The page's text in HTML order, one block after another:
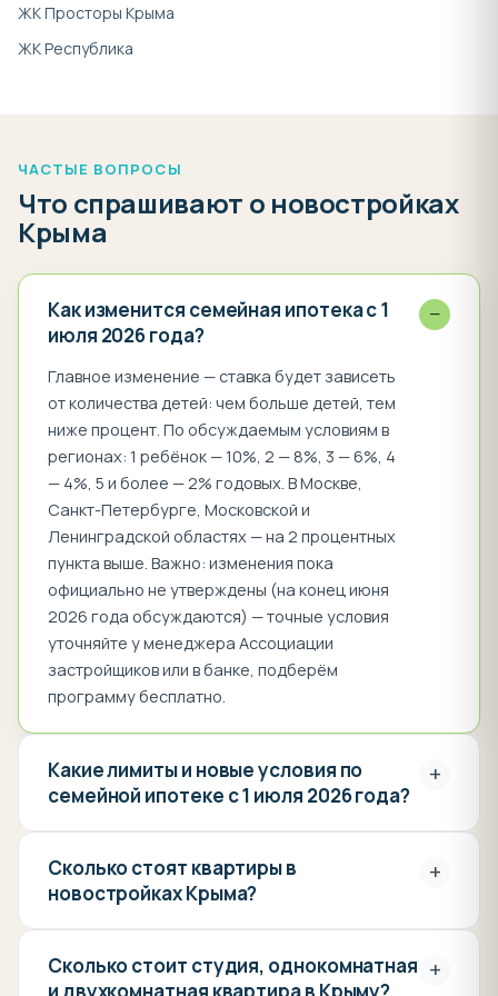
Почему недвижимость в Крыму набирает
сети: благодаря Крымскому мосту, трассе
«Таврида» и реконструированному
аэропорту Симферополя добраться на
полуостров стало проще.
· Рост туристического потока: ежегодно
туристов, что делает покупку апартаментов
у моря отличной инвестицией.
· Развитие курортной
инфраструктуры: строятся новые отели,
СПА-центры, яхт-клубы, винодельни,
рестораны и торговые центры.
· Стабильный рост цен: за
последние пять лет цены на недвижимость в
Крыму выросли в 1,5-2 раза и продолжают
расти.
Инвестиции в недвижимость Крыма: где
выгодно покупать?
ЖК Просторы Крыма
ЖК Республика
ЧАСТЫЕ ВОПРОСЫ
Что спрашивают о новостройках
Крыма
Как изменится семейная ипотека с 1
июля 2026 года?
−
Главное изменение — ставка будет зависеть
от количества детей: чем больше детей, тем
ниже процент. По обсуждаемым условиям в
регионах: 1 ребёнок — 10%, 2 — 8%, 3 — 6%, 4
— 4%, 5 и более — 2% годовых. В Москве,
Санкт-Петербурге, Московской и
Ленинградской областях — на 2 процентных
пункта выше. Важно: изменения пока
официально не утверждены (на конец июня
2026 года обсуждаются) — точные условия
уточняйте у менеджера Ассоциации
застройщиков или в банке, подберём
программу бесплатно.
Какие лимиты и новые условия по
семейной ипотеке с 1 июля 2026 года?
+
Сколько стоят квартиры в
новостройках Крыма?
+
Сколько стоит студия, однокомнатная
и двухкомнатная квартира в Крыму?
+